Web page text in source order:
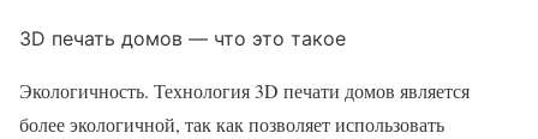
3D печать домов — что это такое
Экологичность. Технология 3D печати домов является
более экологичной, так как позволяет использовать